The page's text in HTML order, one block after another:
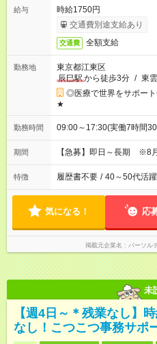
給与
時給1750円
交通費別途支給あり
交通費 全額支給
勤務地
東京都江東区
辰巳駅から徒歩3分 / 東
◎医療で世界をサポー
★
勤務時間 09:00～17:30(実働7時間
期間 【急募】即日～長期 ※8
特徴 履歴書不要 / 40～50代活
気になる！ 応
掲載元企業名 パーソル
未
【週4日～＊残業なし】
なし！こつこつ事務サポ